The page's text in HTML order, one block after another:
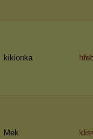
kikionka
Mek